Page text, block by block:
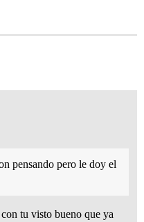
pensando pero le doy el
tu visto bueno que ya